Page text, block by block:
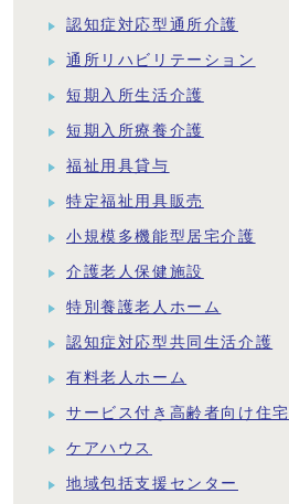
認知症対応型通所介護
通所リハビリテーション
短期入所生活介護
短期入所療養介護
福祉用具貸与
特定福祉用具販売
小規模多機能型居宅介護
介護老人保健施設
特別養護老人ホーム
認知症対応型共同生活介護
有料老人ホーム
サービス付き高齢者向け住宅
ケアハウス
地域包括支援センター